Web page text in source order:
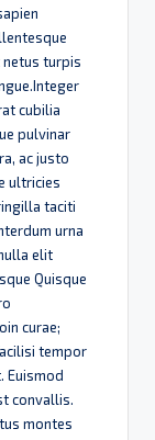
netus turpis
cubilia
pulvinar
ac justo
ultricies
taciti
urna
elit
Quisque
curae;
tempor
Euismod
convallis.
montes